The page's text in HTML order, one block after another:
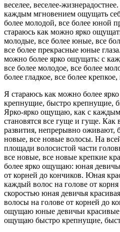
веселее, веселее-
каждым мгновением ощущать
более молодой, все более юной
стараюсь как можно ярко
молодые, все более юные, все
все более прекрасные юные
можно более ярко ощущать: с
все более молодое, все более
более гладкое, все более
Я стараюсь как можно более
крепнущие, быстро крепнущие,
Ярко-ярко ощущаю, как с
становятся все гуще и гуще.
развития, непрерывно оживают,
новые, все новые волосы. На
площади волосистой части
все новые, все новые крепкие
более ярко ощущаю: юная
от корней до кончиков. Юная
каждый волос на голове от
скоростью юная девичья
волосы на голове от корней до
ощущаю юные девичьи красивые
ощущаю быстро крепнущие,